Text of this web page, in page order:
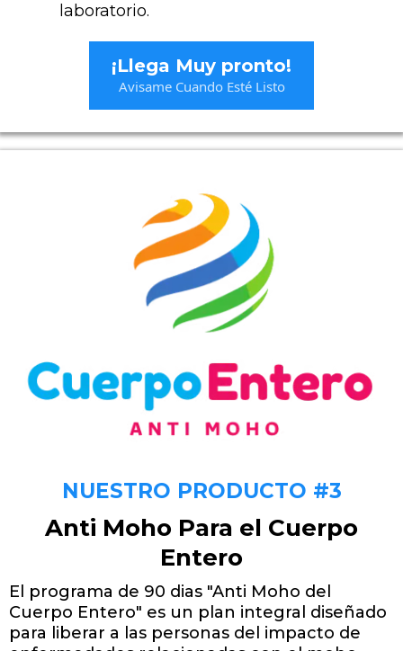
laboratorio​​.
¡Llega Muy pronto!
Avisame Cuando Esté Listo
NUESTRO PRODUCTO #3
Anti Moho Para el Cuerpo
Entero
El programa de 90 dias "Anti Moho del
Cuerpo Entero" es un plan integral diseñado
para liberar a las personas del impacto de